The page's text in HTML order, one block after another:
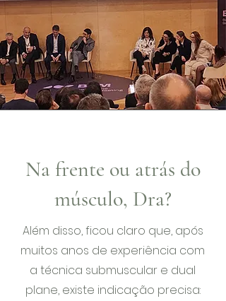
Na frente ou atrás do
músculo, Dra?
Além disso, ficou claro que, após
muitos anos de experiência com
a técnica submuscular e dual
plane, existe indicação precisa: